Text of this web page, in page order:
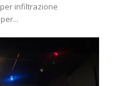
infiltrazione